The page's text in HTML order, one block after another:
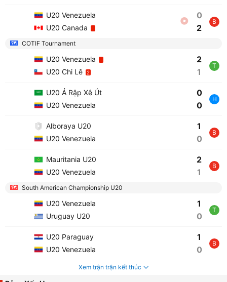
U20 Venezuela
U20 Canada
0
2
B
COTIF Tournament
U20 Venezuela
U20 Chi Lê
2
2
1
T
U20 Ả Rập Xê Út
U20 Venezuela
0
0
H
Alboraya U20
U20 Venezuela
1
0
B
Mauritania U20
U20 Venezuela
2
1
B
South American Championship U20
U20 Venezuela
Uruguay U20
1
0
T
U20 Paraguay
U20 Venezuela
1
0
B
Xem trận trận kết thúc